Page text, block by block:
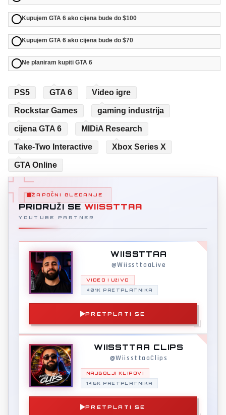
Kupujem GTA 6 ako cijena bude do $100
Kupujem GTA 6 ako cijena bude do $70
Ne planiram kupiti GTA 6
PS5 GTA 6 Video igre
Rockstar Games gaming industrija
cijena GTA 6 MIDiA Research
Take-Two Interactive Xbox Series X
GTA Online
ZAPOČNI GLEDANJE
PRIDRUŽI SE WIISSTTAA
YOUTUBE PARTNER
WIISSTTAA
@WiissttaaLive
VIDEO I UŽIVO
401K PRETPLATNIKA
PRETPLATI SE
WIISSTTAA CLIPS
@WiissttaaClips
NAJBOLJI KLIPOVI
146K PRETPLATNIKA
PRETPLATI SE